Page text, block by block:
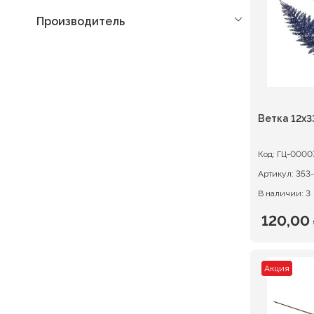
Производитель
Ветка
Код: ГЦ-
Артикул:
В наличии: 3
120,00
120,00 ₽.
Акция